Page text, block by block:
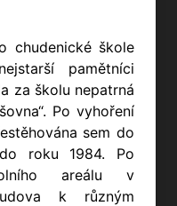
chudenické škole
pamětníci
za školu nepatrná
Po vyhoření
sem do
roku 1984. Po
areálu v
k různým